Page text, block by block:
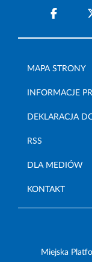
MAPA STRONY
INFORMACJE
DEKLARACJA
RSS
DLA MEDIÓW
KONTAKT
Miejska